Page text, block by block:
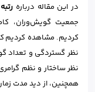
در این مقاله درباره
جمعیت گویش‌وران،
کردیم. مشاهده کردیم
نظر گستردگی و تعداد
نظر ساختار و نظم
همچنین، از دید مدت